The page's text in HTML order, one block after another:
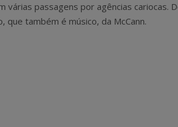
várias passagens por agências cariocas.
que também é músico, da McCann.